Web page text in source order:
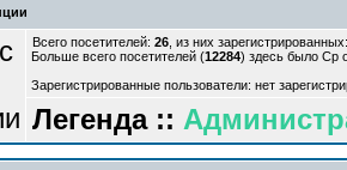
Всего посетителей: 26 , из них
Больше всего посетителей (12284) здесь было Ср
Зарегистрированные пользователи: нет
Легенда ::